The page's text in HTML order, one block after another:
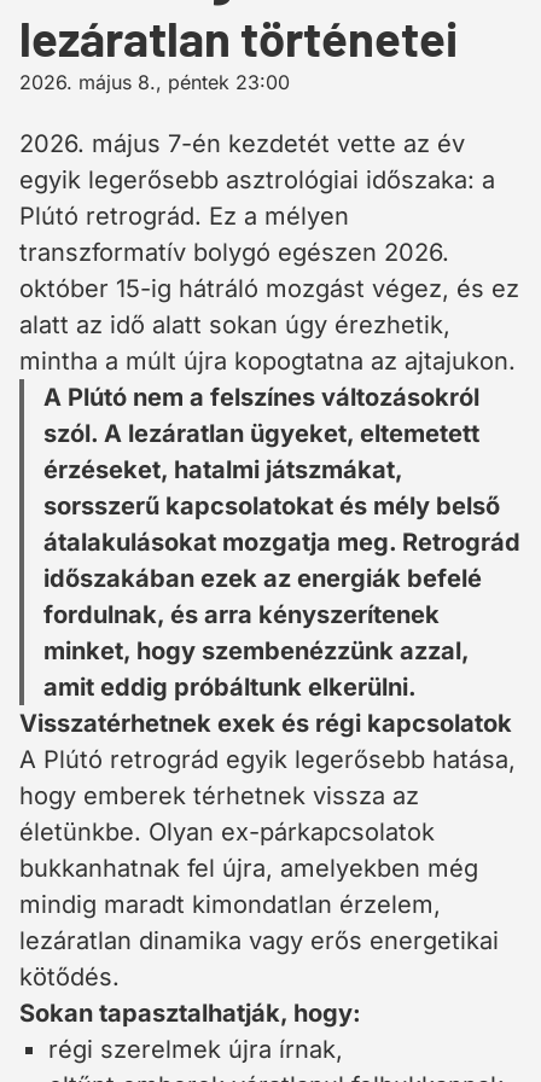
lezáratlan történetei
2026. május 8., péntek 23:00
2026. május 7-én kezdetét vette az év
egyik legerősebb asztrológiai időszaka: a
Plútó retrográd. Ez a mélyen
transzformatív bolygó egészen 2026.
október 15-ig hátráló mozgást végez, és ez
alatt az idő alatt sokan úgy érezhetik,
mintha a múlt újra kopogtatna az ajtajukon.
A Plútó nem a felszínes változásokról
szól. A lezáratlan ügyeket, eltemetett
érzéseket, hatalmi játszmákat,
sorsszerű kapcsolatokat és mély belső
átalakulásokat mozgatja meg. Retrográd
időszakában ezek az energiák befelé
fordulnak, és arra kényszerítenek
minket, hogy szembenézzünk azzal,
amit eddig próbáltunk elkerülni.
Visszatérhetnek exek és régi kapcsolatok
A Plútó retrográd egyik legerősebb hatása,
hogy emberek térhetnek vissza az
életünkbe. Olyan ex-párkapcsolatok
bukkanhatnak fel újra, amelyekben még
mindig maradt kimondatlan érzelem,
lezáratlan dinamika vagy erős energetikai
kötődés.
Sokan tapasztalhatják, hogy:
régi szerelmek újra írnak,